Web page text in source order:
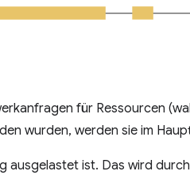
für Ressourcen
wurden, werden sie im
ausgelastet ist. Das wird